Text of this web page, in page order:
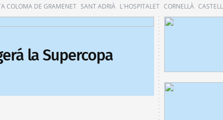
COLOMA DE GRAMENET SANT ADRIÀ L'HOSPITALET CORNELLÀ
la Supercopa